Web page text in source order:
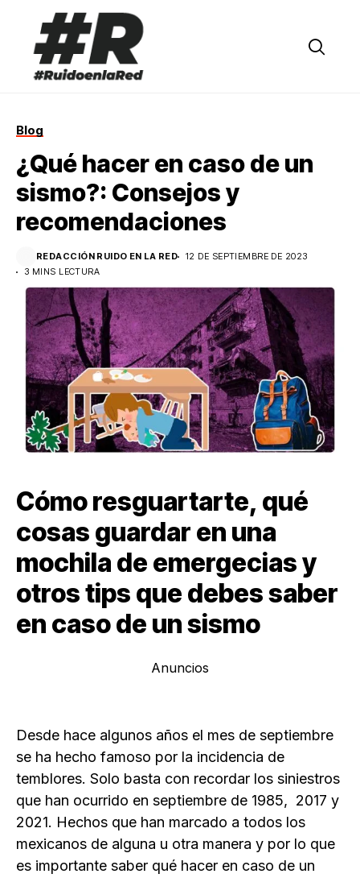
Blog
¿Qué hacer en caso de un
sismo?: Consejos y
recomendaciones
REDACCIÓN RUIDO EN LA RED
12 DE SEPTIEMBRE DE 2023
3 MINS LECTURA
Cómo resguartarte, qué
cosas guardar en una
mochila de emergecias y
otros tips que debes saber
en caso de un sismo
Anuncios
Desde hace algunos años el mes de septiembre
se ha hecho famoso por la incidencia de
temblores. Solo basta con recordar los siniestros
que han ocurrido en septiembre de 1985, 2017 y
2021. Hechos que han marcado a todos los
mexicanos de alguna u otra manera y por lo que
es importante saber qué hacer en caso de un